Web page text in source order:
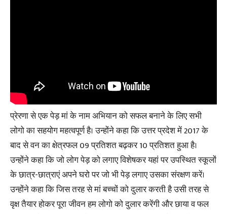
प्रेरणा से एक पेड़ मां के नाम अभियान को सफल बनाने के लिए सभी
लोगो का सहयोग महत्वपूर्ण है। उन्होंने कहा कि उत्तर प्रदेश में 2017 के
बाद से वन का क्षेत्रफल 09 प्रतिशत बढ़कर 10 प्रतिशत हुआ है।
उन्होंने कहा कि जो लोग पेड़ को लगाए विशेषकर यहां पर उपस्थित स्कूलों
के छात्र-छात्राएं अपने घरो पर जो भी पेड़ लगाए उसका संरक्षण करें।
उन्होंने कहा कि जिस तरह से मां बच्चों को दुलार करती है उसी तरह से
वृक्ष तैयार होकर पूरा जीवन हम लोगो को दुलार करेंगी और छाया व फल